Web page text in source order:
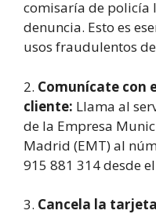
comisaría de policía
denuncia. Esto es
usos fraudulentos
2. Comunícate con
cliente: Llama al
de la Empresa
Madrid (EMT) al
915 881 314 desde
3. Cancela la